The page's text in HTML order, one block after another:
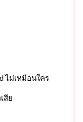
ไม่เหมือนใคร
สีย